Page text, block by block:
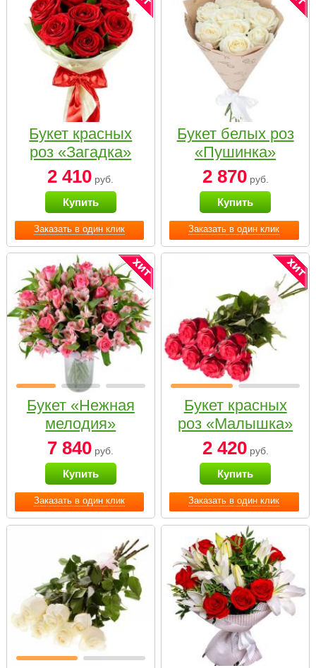
Заказать в один клик
Букет красных
роз «Загадка»
2 410 руб.
Купить
Заказать в один клик
Букет белых роз
«Пушинка»
2 870руб.
Купить
Заказать в один клик
Букет «Нежная
мелодия»
7 840 руб.
Купить
Заказать в один клик
Букет красных
роз «Малышка»
2 420руб.
Купить